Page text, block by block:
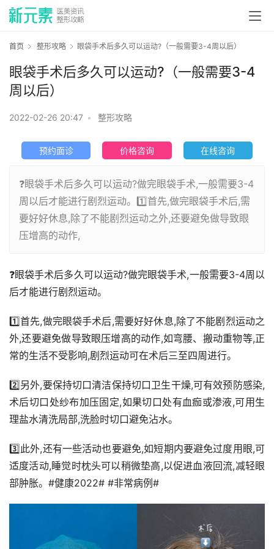
首页 整形攻略 眼袋手术后多久可以运动?（一般需要3-4周以后）
眼袋手术后多久可以运动?（一般需要3-4
周以后）
2022-02-26 20:47 • 整形攻略
预约面诊 价格咨询 在线咨询
❓眼袋手术后多久可以运动?做完眼袋手术,一般需要3-4
周以后才能进行剧烈运动。1️⃣首先,做完眼袋手术后,需
要好好休息,除了不能剧烈运动之外,还要避免做导致眼
压增高的动作,
❓眼袋手术后多久可以运动?做完眼袋手术,一般需要3-4周以
后才能进行剧烈运动。
1️⃣首先,做完眼袋手术后,需要好好休息,除了不能剧烈运动之
外,还要避免做导致眼压增高的动作,如弯腰、搬动重物等,正
常的生活不受影响,剧烈运动可在术后三至四周进行。
2️⃣另外,要保持切口清洁保持切口卫生干燥,可有效预防感染,
术后切口处纱布加压固定,如果切口处有血痂或渗液,可用生
理盐水清洗局部,洗脸时切口避免沾水。
3️⃣此外,还有一些活动也要避免,如短期内要避免过度用眼,可
适度活动,睡觉时枕头可以稍微垫高,以促进血液回流,减轻眼
部肿胀。#健康2022# #非常病例#